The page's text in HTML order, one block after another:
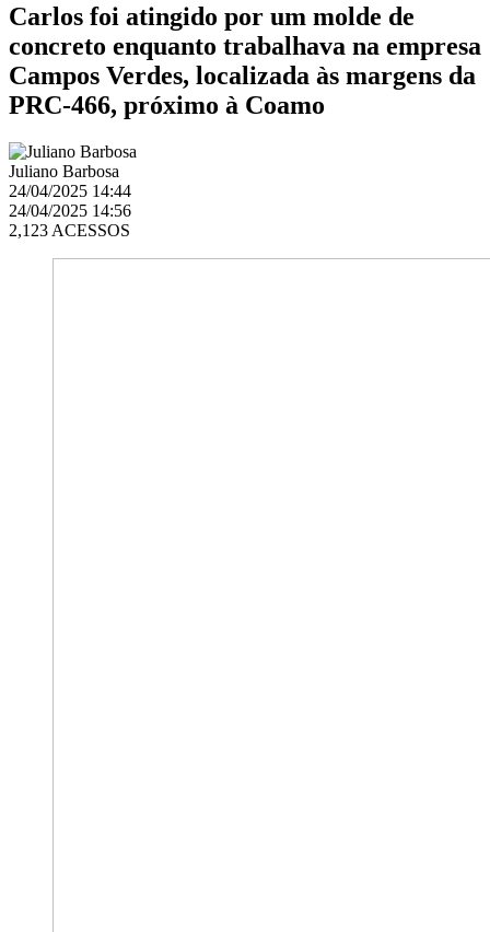
Carlos foi atingido por um molde de
concreto enquanto trabalhava na empresa
Campos Verdes, localizada às margens da
PRC-466, próximo à Coamo
Juliano Barbosa
24/04/2025 14:44
24/04/2025 14:56
2,123 ACESSOS